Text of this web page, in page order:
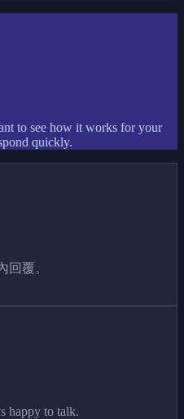
to see how it works for your
quickly.
回覆。
happy to talk.